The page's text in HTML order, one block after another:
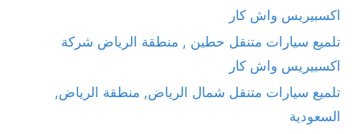
اكسبيريس واش كار
تلميع سيارات متنقل حطين , منطقة الرياض شركة
اكسبيريس واش كار
تلميع سيارات متنقل شمال الرياض, منطقة الرياض,
السعودية